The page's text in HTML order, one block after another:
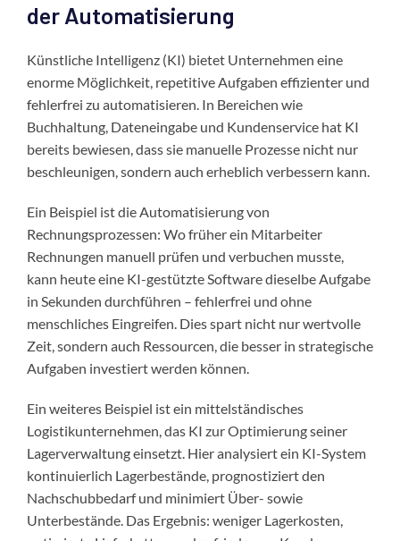
der Automatisierung
Künstliche Intelligenz (KI) bietet Unternehmen eine
enorme Möglichkeit, repetitive Aufgaben effizienter und
fehlerfrei zu automatisieren. In Bereichen wie
Buchhaltung, Dateneingabe und Kundenservice hat KI
bereits bewiesen, dass sie manuelle Prozesse nicht nur
beschleunigen, sondern auch erheblich verbessern kann.
Ein Beispiel ist die Automatisierung von
Rechnungsprozessen: Wo früher ein Mitarbeiter
Rechnungen manuell prüfen und verbuchen musste,
kann heute eine KI-gestützte Software dieselbe Aufgabe
in Sekunden durchführen – fehlerfrei und ohne
menschliches Eingreifen. Dies spart nicht nur wertvolle
Zeit, sondern auch Ressourcen, die besser in strategische
Aufgaben investiert werden können.
Ein weiteres Beispiel ist ein mittelständisches
Logistikunternehmen, das KI zur Optimierung seiner
Lagerverwaltung einsetzt. Hier analysiert ein KI-System
kontinuierlich Lagerbestände, prognostiziert den
Nachschubbedarf und minimiert Über- sowie
Unterbestände. Das Ergebnis: weniger Lagerkosten,